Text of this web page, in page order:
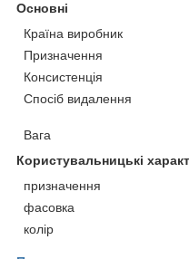
Основні
Країна виробник
Призначення
Консистенція
Спосіб видалення
Вага
Користувальницькі
призначення
фасовка
колір